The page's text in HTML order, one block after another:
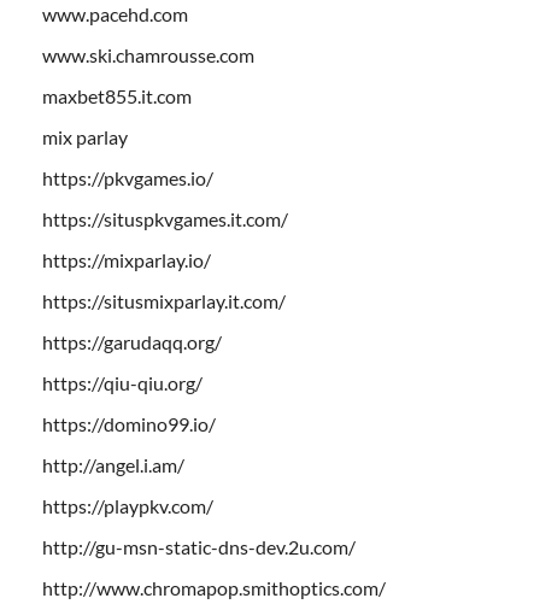
www.pacehd.com
www.ski.chamrousse.com
maxbet855.it.com
mix parlay
https://pkvgames.io/
https://situspkvgames.it.com/
https://mixparlay.io/
https://situsmixparlay.it.com/
https://garudaqq.org/
https://qiu-qiu.org/
https://domino99.io/
http://angel.i.am/
https://playpkv.com/
http://gu-msn-static-dns-dev.2u.com/
http://www.chromapop.smithoptics.com/